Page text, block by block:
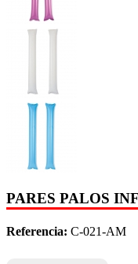
PARES PALOS
Referencia: C-021-AM